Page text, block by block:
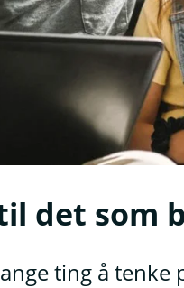
det som
ting å